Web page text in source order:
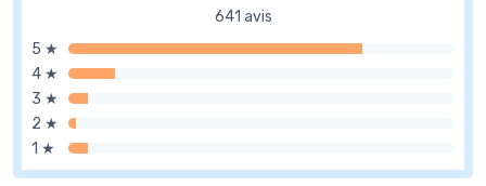
641 avis
5 ★
4 ★
3 ★
2 ★
1 ★